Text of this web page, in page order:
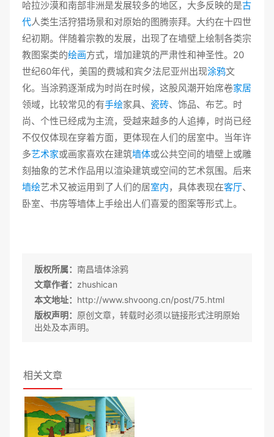
哈拉沙漠和南部非洲是发展较多的地区，大多反映的是古
代人类生活狩猎场景和对原始的图腾崇拜。大约在十四世
纪初期。伴随着宗教的发展，出现了在墙壁上绘制各类宗
教图案类的绘画方式，增加建筑的严肃性和神圣性。20
世纪60年代，美国的费城和宾夕法尼亚州出现涂鸦文
化。当涂鸦逐渐成为时尚在时候，这股风潮开始席卷家居
领域，比较常见的有手绘家具、 瓷砖、饰品、布艺。时
尚、个性已经成为主流，受越来越多的人追捧，时尚已经
不仅仅体现在穿着方面，更体现在人们的居室中。当年许
多艺术家或画家喜欢在建筑墙体或公共空间的墙壁上或雕
刻抽象的艺术作品用以渲染建筑或空间的艺术氛围。后来
墙绘艺术又被运用到了人们的居室内，具体表现在客厅、
卧室、书房等墙体上手绘出人们喜爱的图案等形式上。
版权所属： 南昌墙体涂鸦
文章作者： zhushican
本文地址： http://www.shvoong.cn/post/75.html
版权声明： 原创文章，转载时必须以链接形式注明原始
出处及本声明。
相关文章